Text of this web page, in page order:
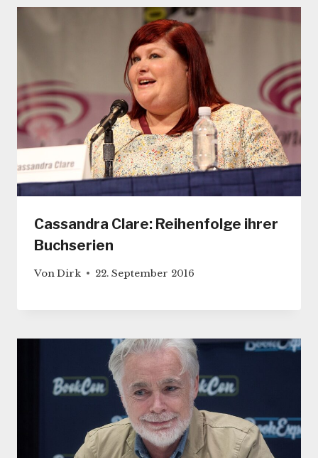
Cassandra Clare: Reihenfolge ihrer
Buchserien
VonDirk 22. September 2016